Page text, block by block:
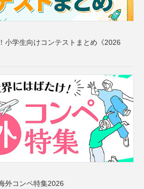
小学生向けコンテストまとめ《2026
外コンペ特集2026